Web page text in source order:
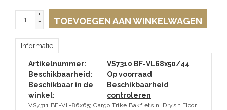
+
-
TOEVOEGEN AAN WINKELWAGEN
Informatie
Artikelnummer:
VS7310 BF-VL68x50/44
Beschikbaarheid:
Op voorraad
Beschikbaar in de
winkel:
Beschikbaarheid
controleren
VS7311 BF-VL-86x65; Cargo Trike Bakfiets.nl Drysit Floor